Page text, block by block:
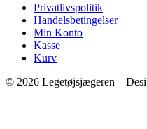
Privatlivspolitik
Handelsbetingelser
Min Konto
Kasse
Kurv
© 2026 Legetøjsjægeren –